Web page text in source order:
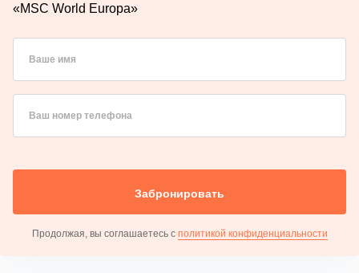
«MSC World Europa»
Ваше имя
Ваш номер телефона
Забронировать
Продолжая, вы соглашаетесь с политикой конфиденциальности